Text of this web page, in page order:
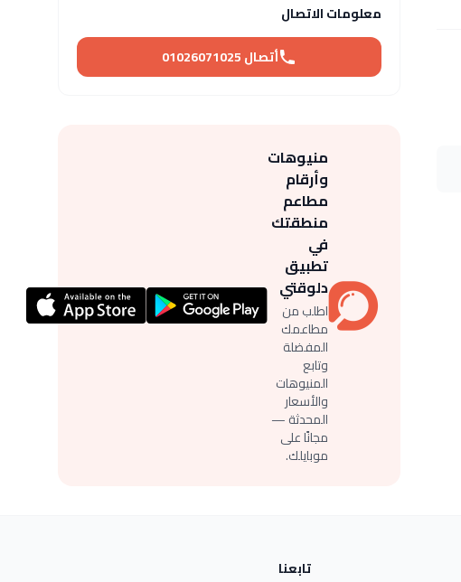
معلومات الاتصال
أتصال 01026071025
منيوهات
وأرقام
مطاعم
منطقتك
في
تطبيق
دلوقتي
اطلب من
مطاعمك
المفضلة
وتابع
المنيوهات
والأسعار
المحدثة —
مجانًا على
موبايلك.
تابعنا